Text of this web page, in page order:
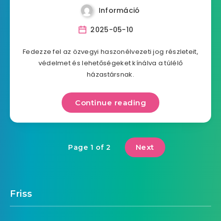
Információ
2025-05-10
Fedezze fel az özvegyi haszonélvezeti jog részleteit,
védelmet és lehetőségeket kínálva a túlélő
házastársnak.
Continue reading
Page 1 of 2 Next
Friss